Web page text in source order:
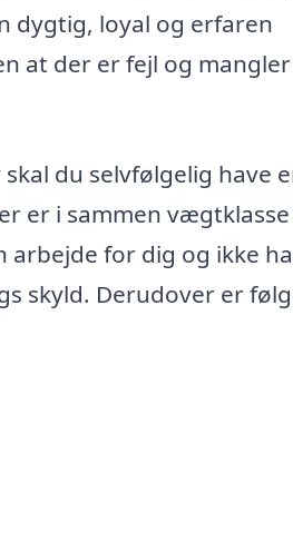
dygtig, loyal og erfaren
at der er fejl og
du selvfølgelig have
er i sammen
for dig og ikke
skyld. Derudover er